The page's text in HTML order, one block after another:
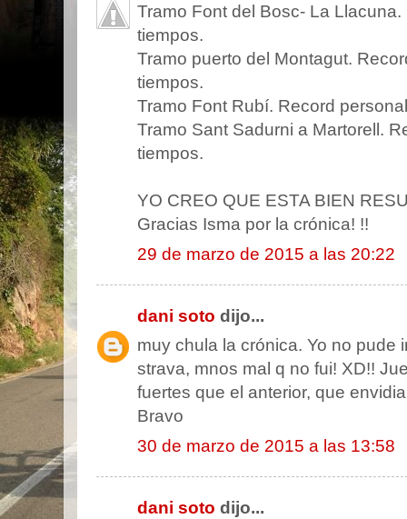
Tramo Font del Bosc- La
tiempos.
Tramo puerto del Montagut.
tiempos.
Tramo Font Rubí. Record
Tramo Sant Sadurni a Martorell.
tiempos.
YO CREO QUE ESTA BIEN
Gracias Isma por la crónica! !!
29 de marzo de 2015 a las 20:22
dani soto dijo...
muy chula la crónica. Yo no pude
strava, mnos mal q no fui! XD!!
fuertes que el anterior, que
Bravo
30 de marzo de 2015 a las 13:58
dani soto dijo...